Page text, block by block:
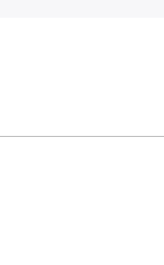
Google Ai
บพ่อค้าแม่ค้า)
AI ชัวร์ 🎯 … ให้เราจัดการให้! ด้วยร